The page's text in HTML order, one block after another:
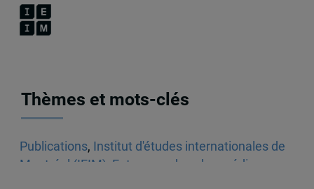
Thèmes et mots-clés
Publications, Institut d'études internationales de
Montréal (IEIM) Entrevues dans les médias